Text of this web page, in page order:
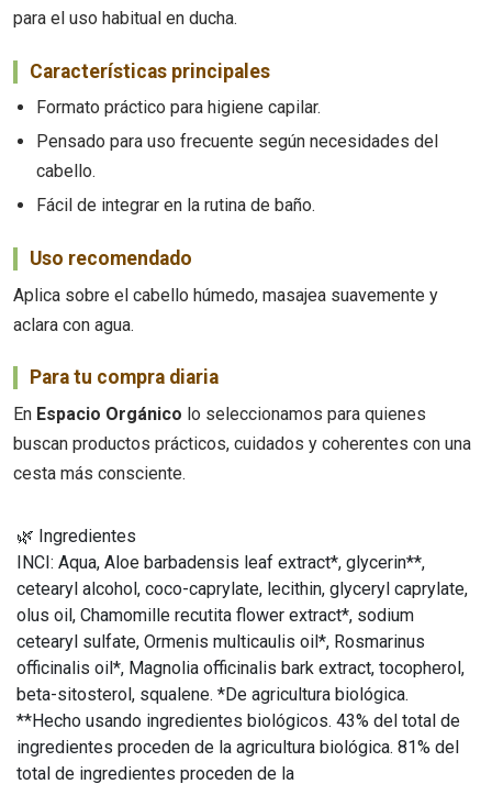
para el uso habitual en ducha.
Características principales
Formato práctico para higiene capilar.
Pensado para uso frecuente según necesidades del
cabello.
Fácil de integrar en la rutina de baño.
Uso recomendado
Aplica sobre el cabello húmedo, masajea suavemente y
aclara con agua.
Para tu compra diaria
En Espacio Orgánico lo seleccionamos para quienes
buscan productos prácticos, cuidados y coherentes con una
cesta más consciente.
🌿 Ingredientes
INCI: Aqua, Aloe barbadensis leaf extract*, glycerin**,
cetearyl alcohol, coco-caprylate, lecithin, glyceryl caprylate,
olus oil, Chamomille recutita flower extract*, sodium
cetearyl sulfate, Ormenis multicaulis oil*, Rosmarinus
officinalis oil*, Magnolia officinalis bark extract, tocopherol,
beta-sitosterol, squalene. *De agricultura biológica.
**Hecho usando ingredientes biológicos. 43% del total de
ingredientes proceden de la agricultura biológica. 81% del
total de ingredientes proceden de la